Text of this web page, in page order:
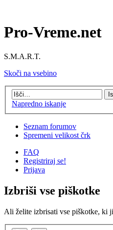
Pro-Vreme.net
S.M.A.R.T.
Skoči na vsebino
Napredno iskanje
Seznam forumov
Spremeni velikost črk
FAQ
Registriraj se!
Prijava
Izbriši vse piškotke
Ali želite izbrisati vse piškotke, ki